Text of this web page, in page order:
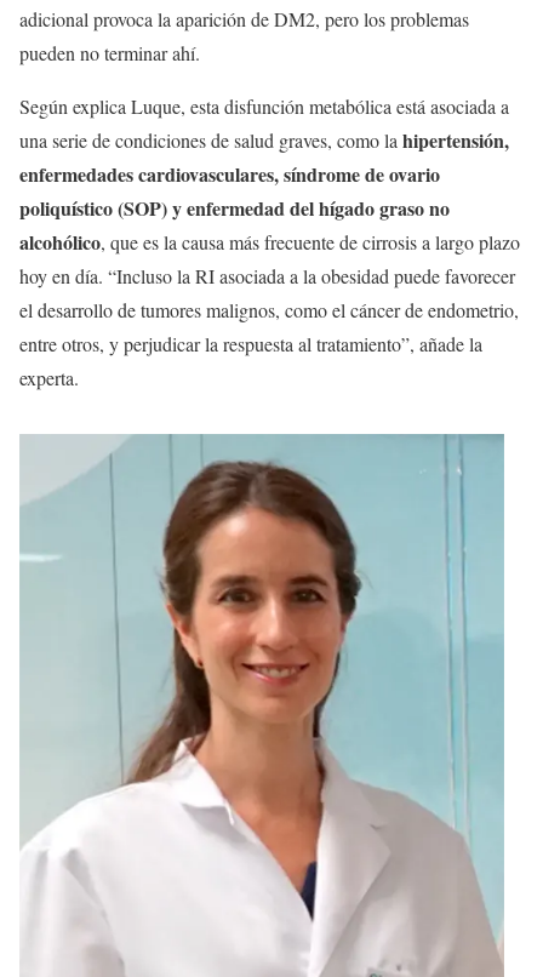
adicional provoca la aparición de DM2, pero los problemas
pueden no terminar ahí.
Según explica Luque, esta disfunción metabólica está asociada a
una serie de condiciones de salud graves, como la hipertensión,
enfermedades cardiovasculares, síndrome de ovario
poliquístico (SOP) y enfermedad del hígado graso no
alcohólico, que es la causa más frecuente de cirrosis a largo plazo
hoy en día. “Incluso la RI asociada a la obesidad puede favorecer
el desarrollo de tumores malignos, como el cáncer de endometrio,
entre otros, y perjudicar la respuesta al tratamiento”, añade la
experta.